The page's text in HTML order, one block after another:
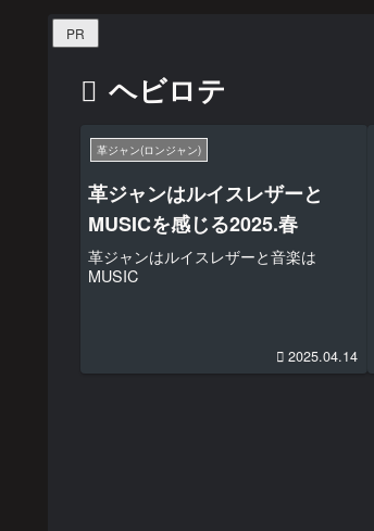
PR
ヘビロテ
革ジャン(ロンジャン)
革ジャンはルイスレザーと
MUSICを感じる2025.春
革ジャンはルイスレザーと音楽は
MUSIC
2025.04.14